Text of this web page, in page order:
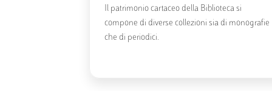
Il patrimonio cartaceo della Biblioteca si
compone di diverse collezioni sia di monografie
che di periodici.